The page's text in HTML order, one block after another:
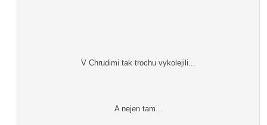
V Chrudimi tak trochu vykolejili...
A nejen tam...